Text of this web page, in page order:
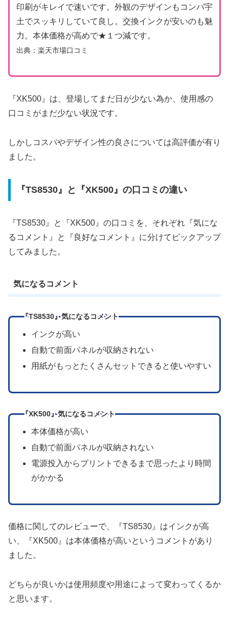
印刷がキレイで速いです。外観のデザインもコンパ宇
土でスッキリしていて良し。交換インクが安いのも魅
力。本体価格が高めで★１つ減です。
出典： 楽天市場口コミ
『XK500』は、登場してまだ日が少ない為か、使用感の
口コミがまだ少ない状況です。
しかしコスパやデザイン性の良さについては高評価が有り
ました。
『TS8530』と『XK500』の口コミの違い
『TS8530』と『XK500』の口コミを、それぞれ『気にな
るコメント』と『良好なコメント』に分けてピックアップ
してみました。
気になるコメント
『TS8530』気になるコメント
インクが高い
自動で前面パネルが収納されない
用紙がもっとたくさんセットできると使いやすい
『XK500』気になるコメント
本体価格が高い
自動で前面パネルが収納されない
電源投入からプリントできるまで思ったより時間
がかかる
価格に関してのレビューで、『TS8530』はインクが高
い、『XK500』は本体価格が高いというコメントがあり
ました。
どちらが良いかは使用頻度や用途によって変わってくるか
と思います。